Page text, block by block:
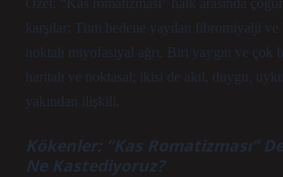
Özet: “Kas romatizması” halk arasında
karşılar: Tüm bedene yayılan fibromiyalji ve
noktalı miyofasiyal ağrı. Biri yaygın ve çok
haritalı ve noktasal; ikisi de akıl, duygu,
yakından ilişkili.
Kökenler: “Kas Romatizması”
Ne Kastediyoruz?